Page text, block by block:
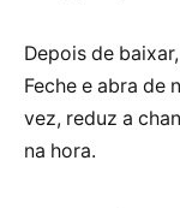
Depois de
Feche e abra de
vez, reduz a
na hora.